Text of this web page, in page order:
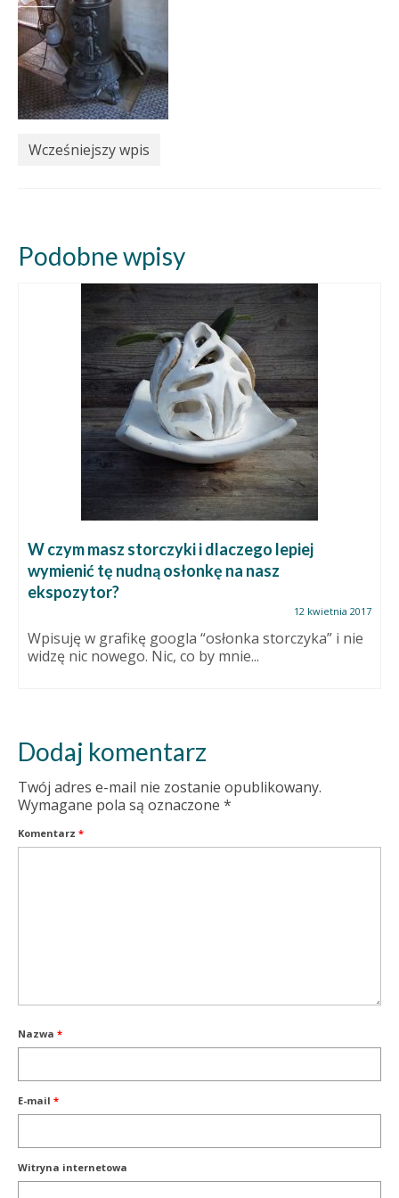
Wcześniejszy wpis
Podobne wpisy
W czym masz storczyki i dlaczego lepiej
wymienić tę nudną osłonkę na nasz
ekspozytor?
12 kwietnia 2017
Wpisuję w grafikę googla “osłonka storczyka” i nie
widzę nic nowego. Nic, co by mnie...
Dodaj komentarz
Twój adres e-mail nie zostanie opublikowany.
Wymagane pola są oznaczone *
Komentarz *
Nazwa *
E-mail *
Witryna internetowa